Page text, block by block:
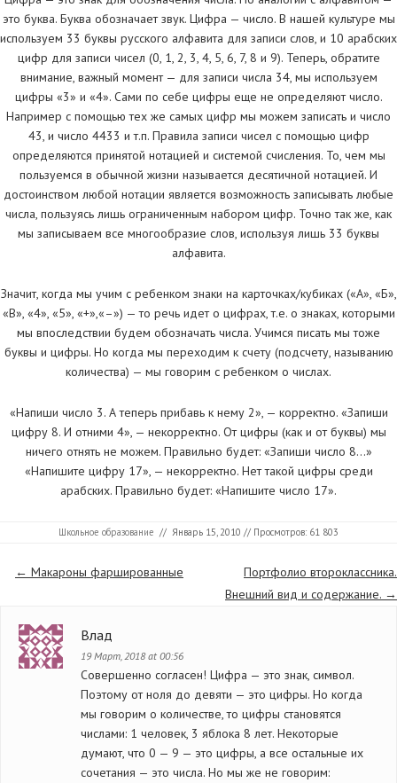
это буква. Буква обозначает звук. Цифра — число. В нашей культуре мы
используем 33 буквы русского алфавита для записи слов, и 10 арабских
цифр для записи чисел (0, 1, 2, 3, 4, 5, 6, 7, 8 и 9). Теперь, обратите
внимание, важный момент — для записи числа 34, мы используем
цифры «3» и «4». Сами по себе цифры еще не определяют число.
Например с помощью тех же самых цифр мы можем записать и число
43, и число 4433 и т.п. Правила записи чисел с помощью цифр
определяются принятой нотацией и системой счисления. То, чем мы
пользуемся в обычной жизни называется десятичной нотацией. И
достоинством любой нотации является возможность записывать любые
числа, пользуясь лишь ограниченным набором цифр. Точно так же, как
мы записываем все многообразие слов, используя лишь 33 буквы
алфавита.
Значит, когда мы учим с ребенком знаки на карточках/кубиках («А», «Б»,
«В», «4», «5», «+»,«–») — то речь идет о цифрах, т.е. о знаках, которыми
мы впоследствии будем обозначать числа. Учимся писать мы тоже
буквы и цифры. Но когда мы переходим к счету (подсчету, называнию
количества) — мы говорим с ребенком о числах.
«Напиши число 3. А теперь прибавь к нему 2», — корректно. «Запиши
цифру 8. И отними 4», — некорректно. От цифры (как и от буквы) мы
ничего отнять не можем. Правильно будет: «Запиши число 8…»
«Напишите цифру 17», — некорректно. Нет такой цифры среди
арабских. Правильно будет: «Напишите число 17».
Школьное образование // Январь 15, 2010 // Просмотров: 61 803
Страницы
← Макароны фаршированные
Портфолио второклассника.
Внешний вид и содержание. →
Влад
19 Март, 2018 at 00:56
Совершенно согласен! Цифра — это знак, символ.
Поэтому от ноля до девяти — это цифры. Но когда
мы говорим о количестве, то цифры становятся
числами: 1 человек, 3 яблока 8 лет. Некоторые
думают, что 0 — 9 — это цифры, а все остальные их
сочетания — это числа. Но мы же не говорим: